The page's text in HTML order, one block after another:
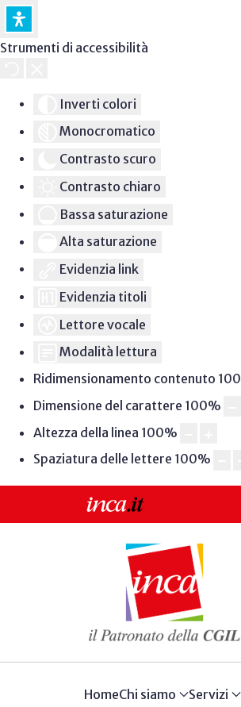
Strumenti di accessibilità
Inverti colori
Monocromatico
Contrasto scuro
Contrasto chiaro
Bassa saturazione
Alta saturazione
Evidenzia link
Evidenzia titoli
Lettore vocale
Modalità lettura
Ridimensionamento contenuto 100
Dimensione del carattere 100%
Altezza della linea 100%
Spaziatura delle lettere 100%
HomeChi siamo Servizi